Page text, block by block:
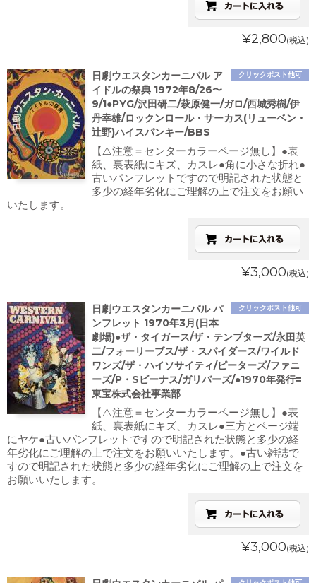
¥2,800(税込)
クリックポスト他可
日劇ウエスタンカーニバル ア
イドルの祭典 1972年8/26〜
9/1●PYG/沢田研二/萩原健一/ガロ/西城秀樹/伊
丹幸雄/ロックンロール・サーカス(リューベン・
辻野)ハイスパンキー/BBS
【⚠️注意＝センターカラーページ無し】●表
紙、裏表紙にキズ、カスレ●角に小さな折れ●
古いパンフレットですので明記された状態と
多少の経年劣化にご理解の上で注文をお願い
いたします。
¥3,000(税込)
クリックポスト他可
日劇ウエスタンカーニバル パ
ンフレット 1970年3月(日本
劇場)●ザ・タイガース/ザ・テンプターズ/永田英
二/フォーリーブス/ザ・スパイダース/ワイルド
ワンズ/ザ・ハイソサイティ/ピーターズ/ファニ
ーズ/P・Sビーナス/ガリバーズ/●1970年発行=
東宝株式会社事業部
【⚠️注意＝センターカラーページ無し】●表
紙、裏表紙にキズ、カスレ●三方とページ端
にヤケ●古いパンフレットですので明記された状態と多少の経
年劣化にご理解の上で注文をお願いいたします。●古い雑誌で
すので明記された状態と多少の経年劣化にご理解の上で注文を
お願いいたします。
¥3,000(税込)